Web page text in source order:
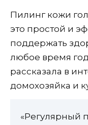
Пилинг кожи
это простой и
поддержать
любое время
рассказала в
домохозяйка и
«Регулярный